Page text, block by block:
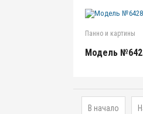
Панно и картины
Модель
В начало